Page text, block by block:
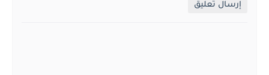
إرسال تعليق